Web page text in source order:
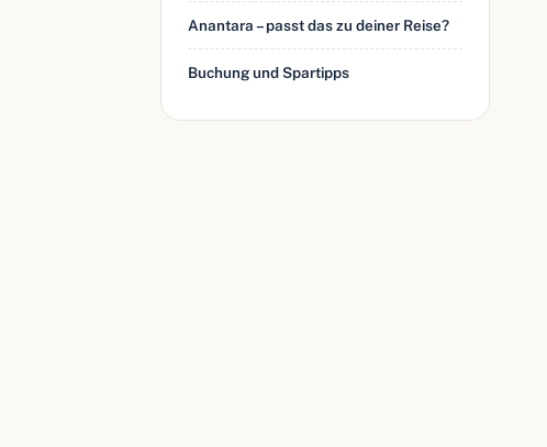
Anantara – passt das zu deiner Reise?
Buchung und Spartipps